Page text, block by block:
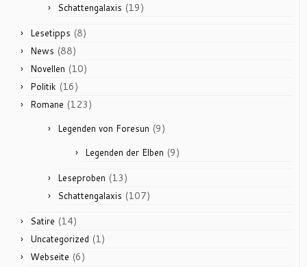
Schattengalaxis (19)
Lesetipps (8)
News (88)
Novellen (10)
Politik (16)
Romane (123)
Legenden von Foresun (9)
Legenden der Elben (9)
Leseproben (13)
Schattengalaxis (107)
Satire (14)
Uncategorized (1)
Webseite (6)